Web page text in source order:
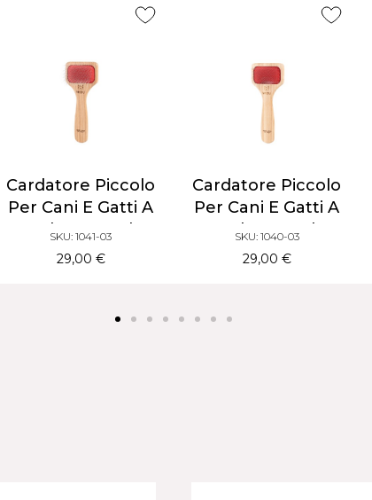
Cardatore Piccolo
Per Cani E Gatti A
Pelo Corto |
Manico Piatto
SKU: 1040-03
29,00 €
Cardatore Grande
Per Cani E Gatti A
Pelo Corto |
Manico Piatto
SKU: 1030-03
45,00 €